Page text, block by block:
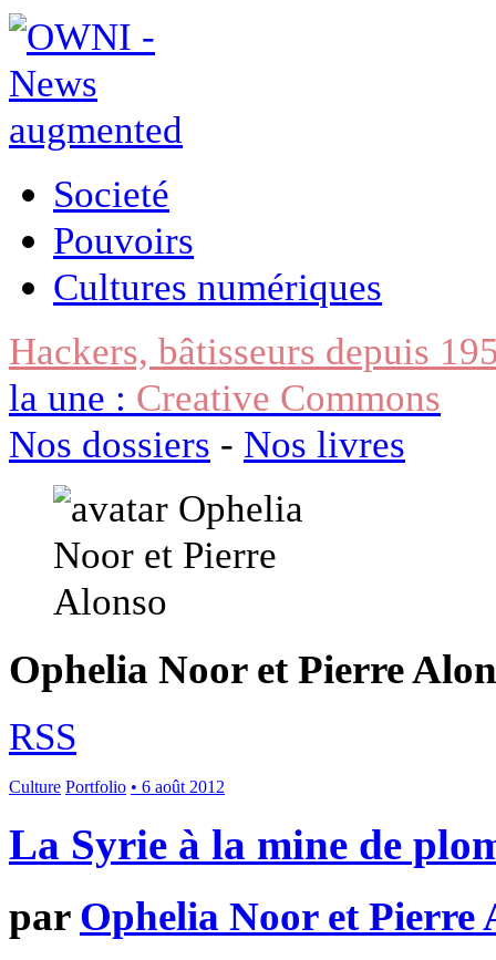
Societé
Pouvoirs
Cultures numériques
Hackers, bâtisseurs depuis
la une : Creative Commons
Nos dossiers - Nos livres
Ophelia Noor et Pierre
RSS
Culture Portfolio • 6 août 2012
La Syrie à la mine de
par Ophelia Noor et Pierre